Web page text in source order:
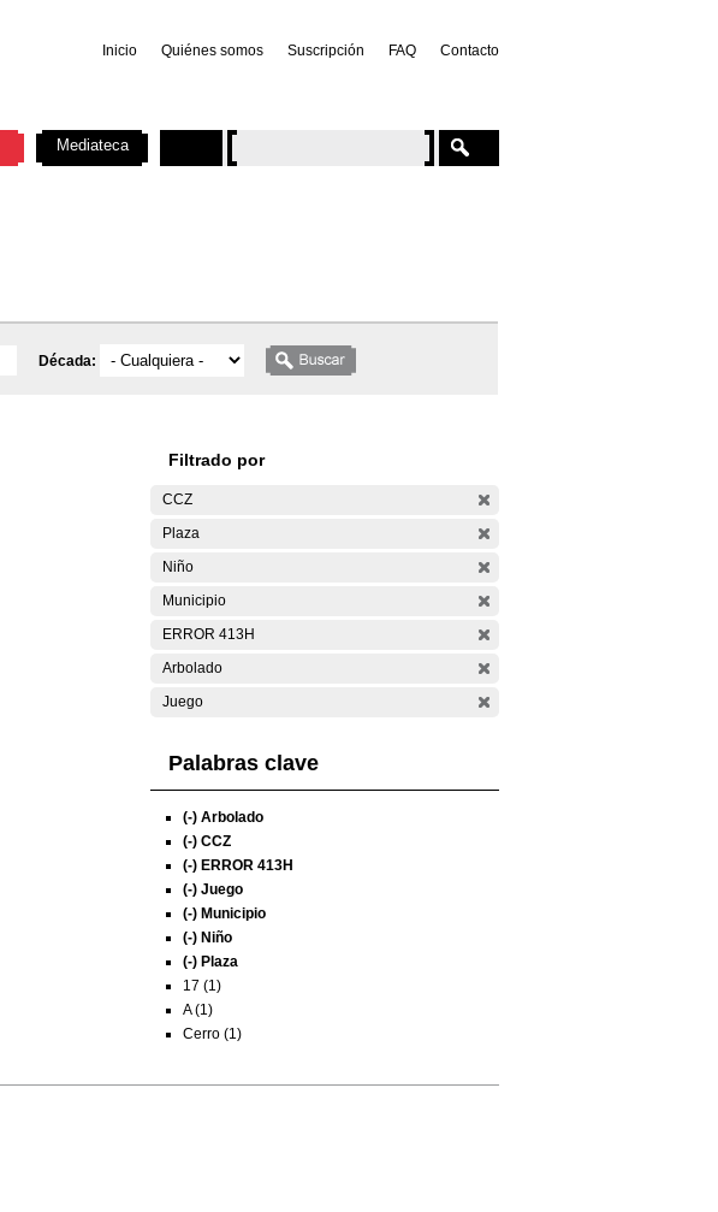
Inicio Quiénes somos Suscripción FAQ Contacto
Década:
Filtrado por
CCZ
Plaza
Niño
Municipio
ERROR 413H
Arbolado
Juego
Palabras clave
(-) Arbolado
(-) CCZ
(-) ERROR 413H
(-) Juego
(-) Municipio
(-) Niño
(-) Plaza
17 (1)
A (1)
Cerro (1)
Mediateca